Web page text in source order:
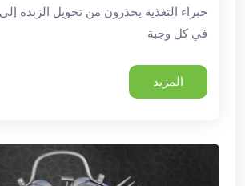
خبراء التغذية يحذرون من تحويل الزبدة
في كل وجبة
المزيد